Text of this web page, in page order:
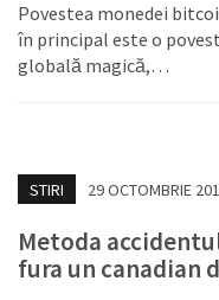
Povestea monedei
în principal este o
globală magică,…
STIRI 29 OCTOMBRIE
Metoda
fura un canadian